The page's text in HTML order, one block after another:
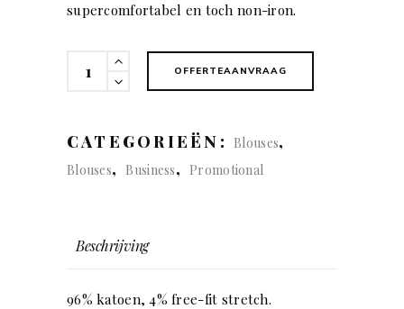
supercomfortabel en toch non-iron.
OFFERTEAANVRAAG
CATEGORIEËN: Blouses,
Blouses, Business, Promotional
Beschrijving
96% katoen, 4% free-fit stretch.